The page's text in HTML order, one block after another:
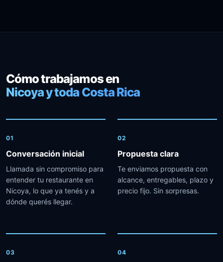
Cómo trabajamos en
Nicoya y toda Costa Rica
01
Conversación inicial
Llamada sin compromiso para
entender tu restaurante en
Nicoya, lo que ya tenés y a
dónde querés llegar.
02
Propuesta clara
Te enviamos propuesta con
alcance, entregables, plazo y
precio fijo. Sin sorpresas.
03 04